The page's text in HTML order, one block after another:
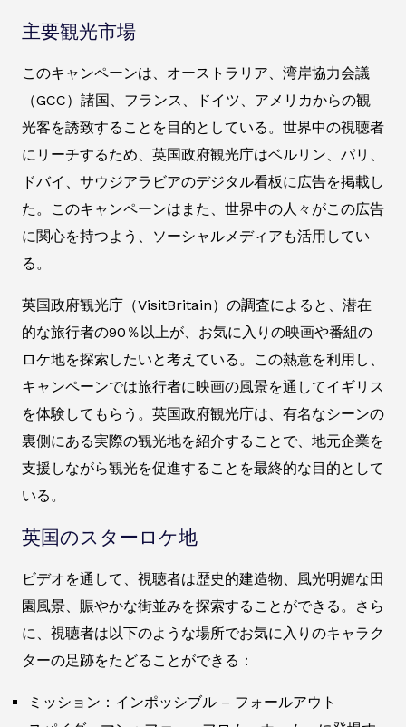
主要観光市場
このキャンペーンは、オーストラリア、湾岸協力会議
（GCC）諸国、フランス、ドイツ、アメリカからの観
光客を誘致することを目的としている。世界中の視聴者
にリーチするため、英国政府観光庁はベルリン、パリ、
ドバイ、サウジアラビアのデジタル看板に広告を掲載し
た。このキャンペーンはまた、世界中の人々がこの広告
に関心を持つよう、ソーシャルメディアも活用してい
る。
英国政府観光庁（VisitBritain）の調査によると、潜在
的な旅行者の90％以上が、お気に入りの映画や番組の
ロケ地を探索したいと考えている。この熱意を利用し、
キャンペーンでは旅行者に映画の風景を通してイギリス
を体験してもらう。英国政府観光庁は、有名なシーンの
裏側にある実際の観光地を紹介することで、地元企業を
支援しながら観光を促進することを最終的な目的として
いる。
英国のスターロケ地
ビデオを通して、視聴者は歴史的建造物、風光明媚な田
園風景、賑やかな街並みを探索することができる。さら
に、視聴者は以下のような場所でお気に入りのキャラク
ターの足跡をたどることができる：
ミッション：インポッシブル – フォールアウト